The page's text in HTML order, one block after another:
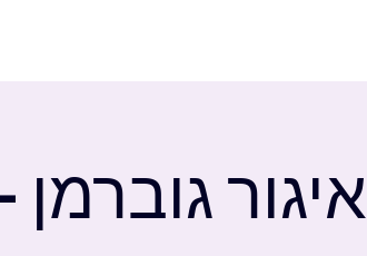
איגור